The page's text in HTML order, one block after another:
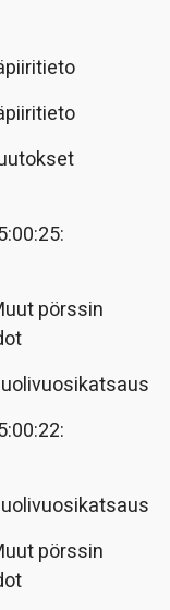
pörssin
pörssin